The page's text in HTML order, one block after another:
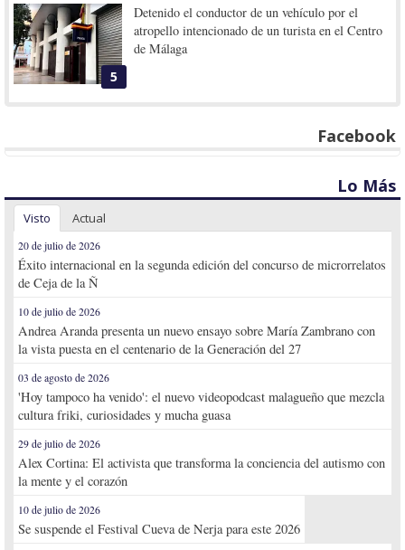
5
Detenido el conductor de un vehículo por el
atropello intencionado de un turista en el Centro
de Málaga
Facebook
Lo Más
Visto Actual
20 de julio de 2026
Éxito internacional en la segunda edición del concurso de microrrelatos
de Ceja de la Ñ
10 de julio de 2026
Andrea Aranda presenta un nuevo ensayo sobre María Zambrano con
la vista puesta en el centenario de la Generación del 27
03 de agosto de 2026
'Hoy tampoco ha venido': el nuevo videopodcast malagueño que mezcla
cultura friki, curiosidades y mucha guasa
29 de julio de 2026
Alex Cortina: El activista que transforma la conciencia del autismo con
la mente y el corazón
10 de julio de 2026
Se suspende el Festival Cueva de Nerja para este 2026